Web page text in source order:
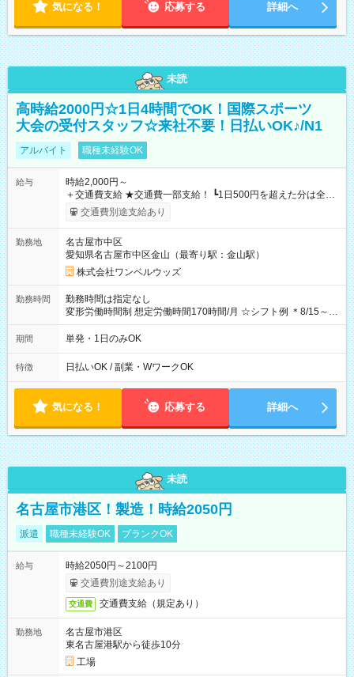
気になる！ 応募する 詳細へ
未読
高時給2000円☆1日4時間でOK！国際スポーツ
大会の受付スタッフ☆来社不要！日払いOK♪/N1
アルバイト 職種未経験OK
給与
時給2,000円～
＋交通費支給 ★交通費一部支給！ ┗1日500円を超えた分は全額
支給！ ※往復500円以内の方は自己負担となります ★日払い
OK！（規定あり） ┗働いたその日に現金GET♪ お仕事後はコン
期間なし
交通費別途支給あり
勤務地
名古屋市中区
愛知県名古屋市中区金山（最寄り駅：金山駅）
株式会社ワンベルウッズ
勤務時間
勤務時間は指定なし
変形労働時間制 想定労働時間170時間/月 ☆シフト例 ＊8/15～
10/26 全日共通 08：00～12：00 17：00～21：00 ＊8/31
～9/19のみ下記シフトもあります！ 12：00～16：00 ＊9/6～
00
期間 単発・1日のみOK
特徴 日払いOK / 副業・WワークOK
気になる！ 応募する 詳細へ
未読
名古屋市港区！製造！時給2050円
派遣 職種未経験OK ブランクOK
給与
時給2050円～2100円
交通費別途支給あり
交通費 交通費支給（規定あり）
勤務地
名古屋市港区
東名古屋港駅から徒歩10分
工場